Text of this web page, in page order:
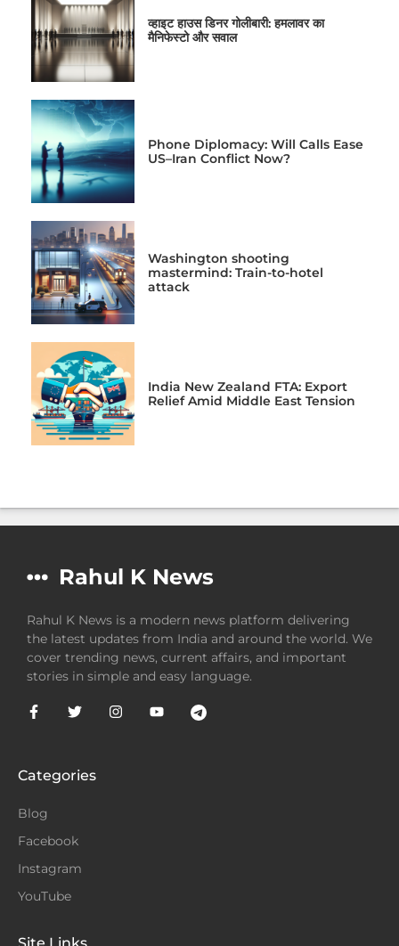
व्हाइट हाउस डिनर गोलीबारी: हमलावर का
मैनिफेस्टो और सवाल
Phone Diplomacy: Will Calls Ease
US–Iran Conflict Now?
Washington shooting
mastermind: Train-to-hotel
attack
India New Zealand FTA: Export
Relief Amid Middle East Tension
Rahul K News
Rahul K News is a modern news platform delivering
the latest updates from India and around the world. We
cover trending news, current affairs, and important
stories in simple and easy language.
Categories
Blog
Facebook
Instagram
YouTube